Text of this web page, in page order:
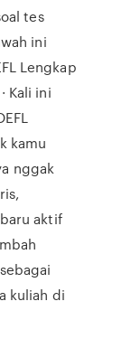
tes
ini
Lengkap
Kali ini
kamu
nggak
aktif
kuliah di